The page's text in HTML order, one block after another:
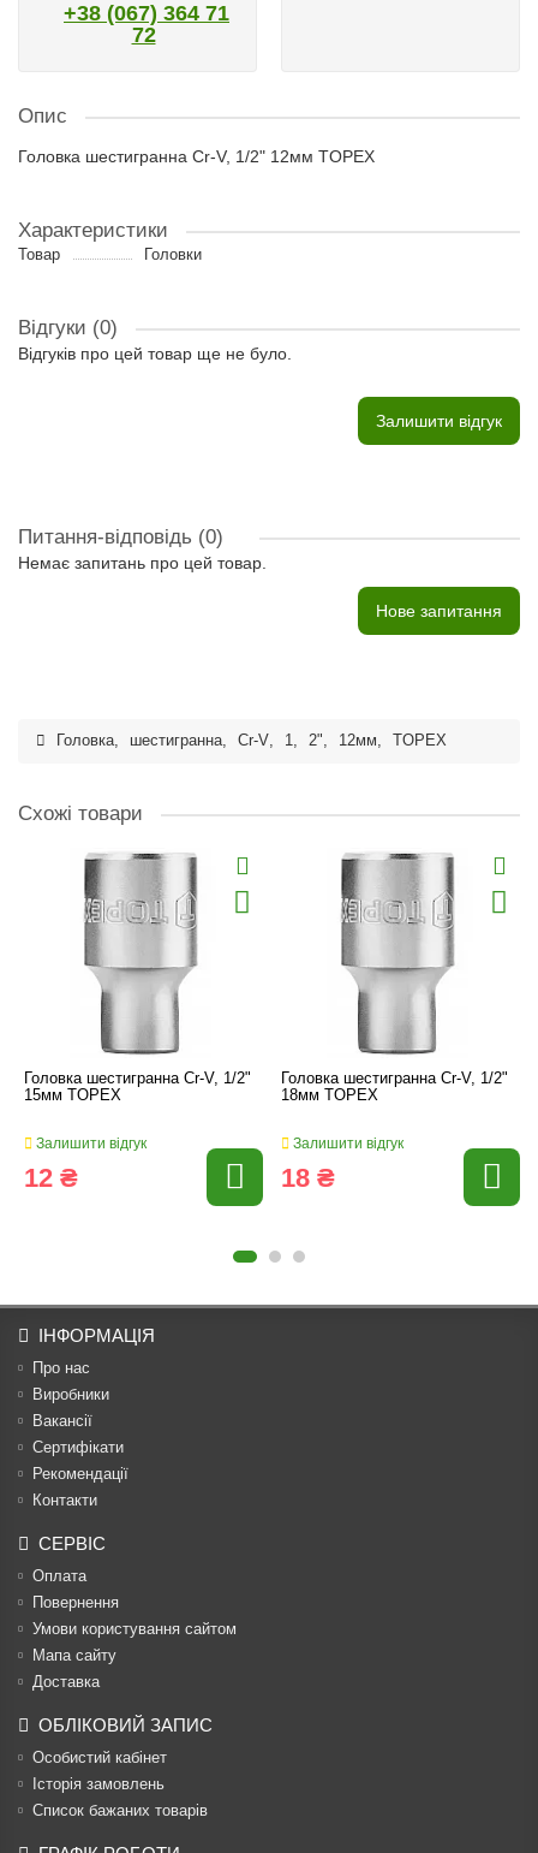
+38 (067) 364 71
72
Опис
Головка шестигранна Cr-V, 1/2" 12мм TOPEX
Характеристики
Товар Головки
Відгуки (0)
Відгуків про цей товар ще не було.
Залишити відгук
Питання-відповідь (0)
Немає запитань про цей товар.
Нове запитання
Головка, шестигранна, Cr-V, 1, 2", 12мм, TOPEX
Схожі товари
Головка шестигранна Cr-V, 1/2"
15мм TOPEX
Залишити відгук
12 ₴
Головка шестигранна Cr-V, 1/2"
18мм TOPEX
Залишити відгук
18 ₴
ІНФОРМАЦІЯ
Про нас
Виробники
Вакансії
Сертифікати
Рекомендації
Контакти
СЕРВІС
Оплата
Повернення
Умови користування сайтом
Мапа сайту
Доставка
ОБЛІКОВИЙ ЗАПИС
Особистий кабінет
Історія замовлень
Список бажаних товарів